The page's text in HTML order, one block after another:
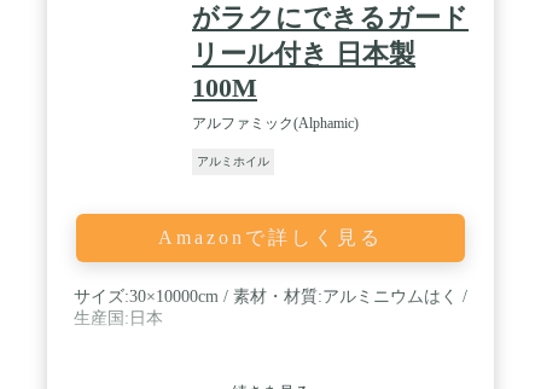
がラクにできるガード
リール付き 日本製
100M
アルファミック(Alphamic)
アルミホイル
Amazonで詳しく見る
サイズ:30×10000cm / 素材・材質:アルミニウムはく /
生産国:日本